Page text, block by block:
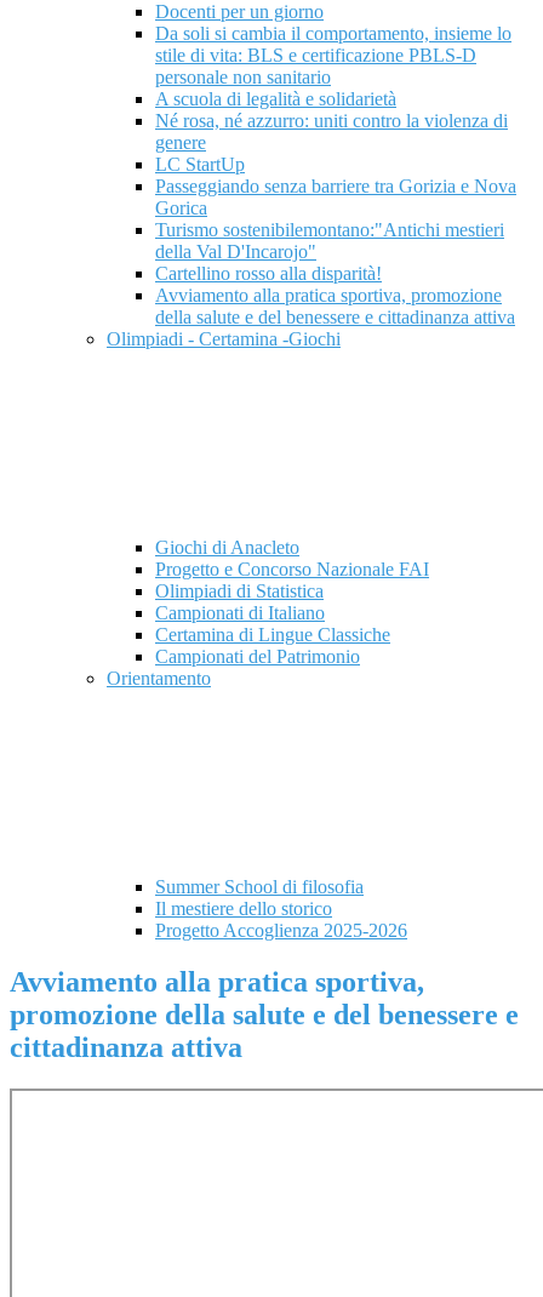
Docenti per un giorno
Da soli si cambia il comportamento, insieme lo
stile di vita: BLS e certificazione PBLS-D
personale non sanitario
A scuola di legalità e solidarietà
Né rosa, né azzurro: uniti contro la violenza di
genere
LC StartUp
Passeggiando senza barriere tra Gorizia e Nova
Gorica
Turismo sostenibilemontano:"Antichi mestieri
della Val D'Incarojo"
Cartellino rosso alla disparità!
Avviamento alla pratica sportiva, promozione
della salute e del benessere e cittadinanza attiva
Olimpiadi - Certamina -Giochi
Giochi di Anacleto
Progetto e Concorso Nazionale FAI
Olimpiadi di Statistica
Campionati di Italiano
Certamina di Lingue Classiche
Campionati del Patrimonio
Orientamento
Summer School di filosofia
Il mestiere dello storico
Progetto Accoglienza 2025-2026
Avviamento alla pratica sportiva,
promozione della salute e del benessere e
cittadinanza attiva